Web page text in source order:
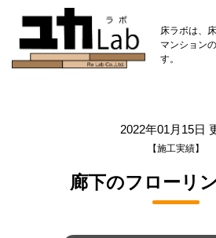
床ラボは、
マンション
す。
2022年01月15日
【施工実績】
廊下のフローリ